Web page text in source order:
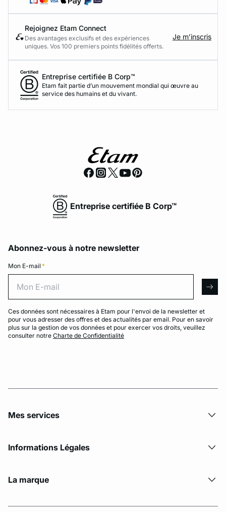
Rejoignez Etam Connect
Des avantages exclusifs et des expériences
uniques. Vos 100 premiers points fidélités offerts.
Je m’inscris
Entreprise certifiée B Corp™
Etam fait partie d’un mouvement mondial qui œuvre au
service des humains et du vivant.
Entreprise certifiée B Corp™
Abonnez-vous à notre newsletter
Mon E-mail *
Ces données sont nécessaires à Etam pour l'envoi de la newsletter et
pour vous adresser des offres et des actualités par email. Pour en savoir
plus sur la gestion de vos données et pour exercer vos droits, veuillez
consulter notre Charte de Confidentialité
Mes services
Informations Légales
La marque